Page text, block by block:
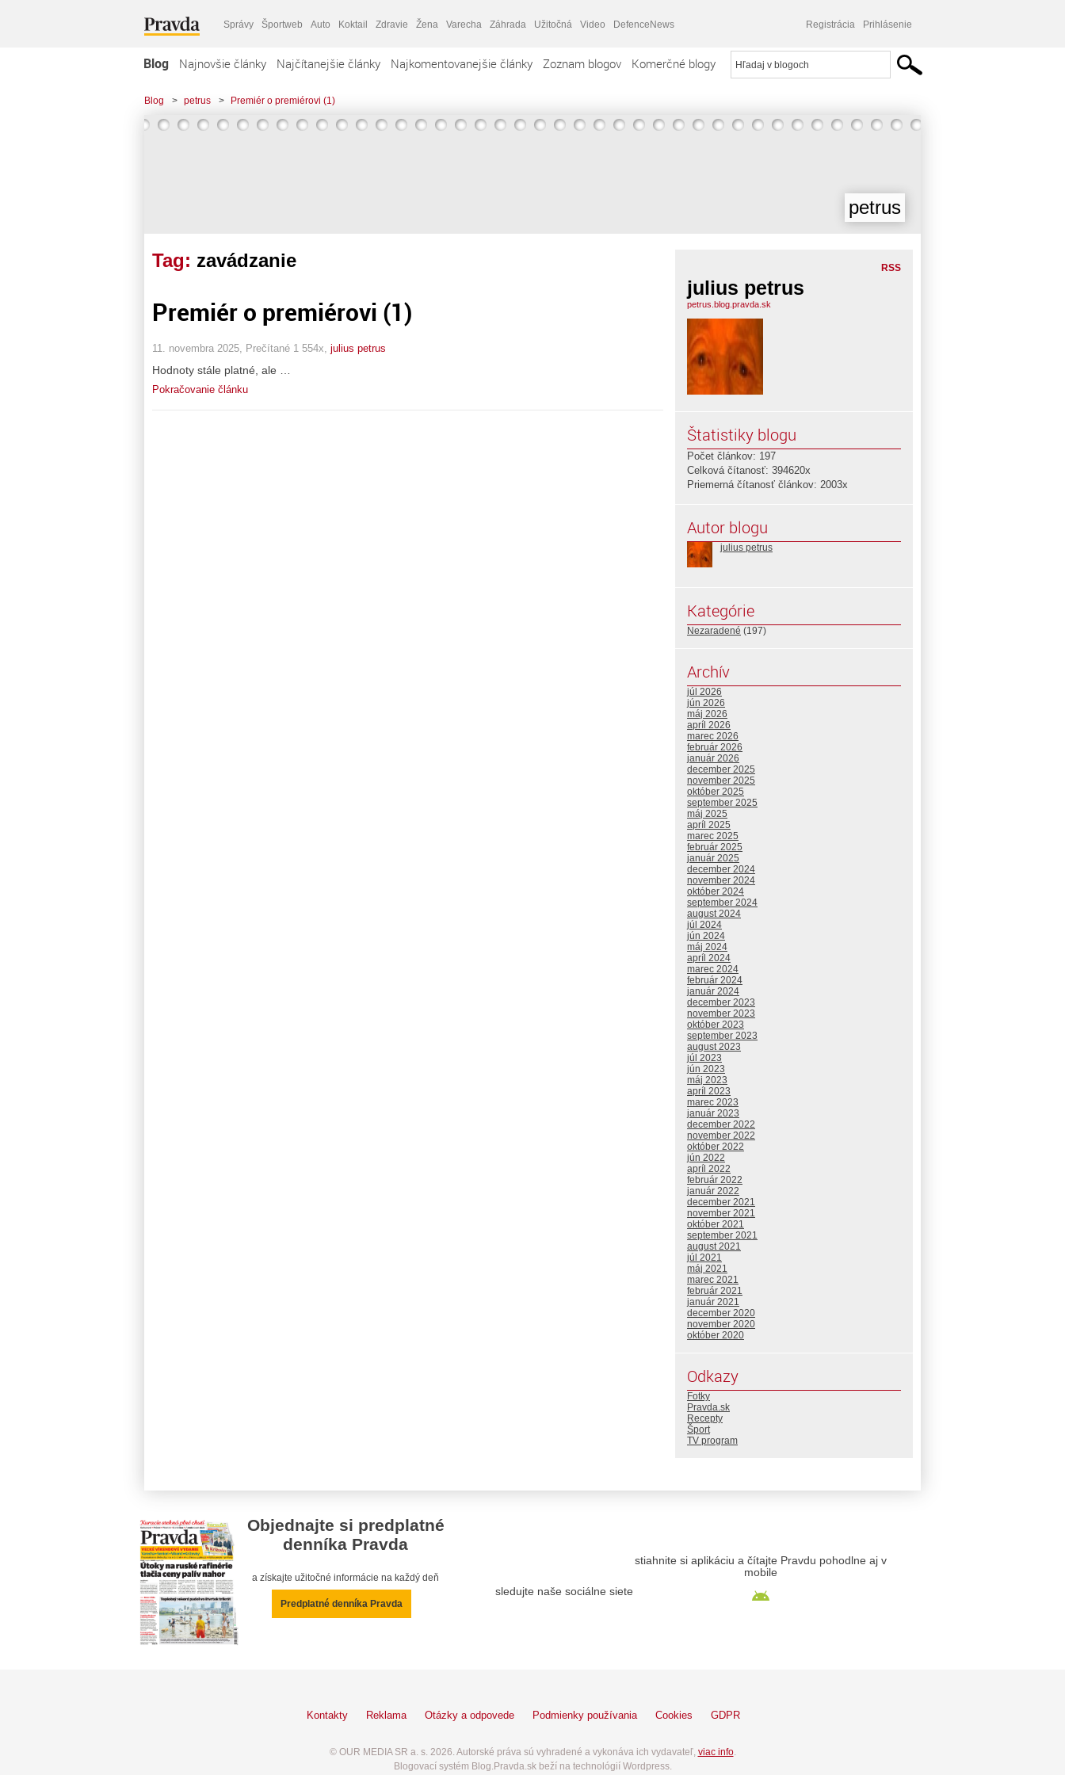
Správy Športweb Auto Koktail Zdravie Žena Varecha Záhrada Užitočná Video DefenceNews Registrácia Prihlásenie
Blog Najnovšie články Najčítanejšie články Najkomentovanejšie články Zoznam blogov Komerčné blogy
Blog > petrus > Premiér o premiérovi (1)
petrus
Tag: zavádzanie
Premiér o premiérovi (1)
11. novembra 2025, Prečítané 1 554x, julius petrus
Hodnoty stále platné, ale …
Pokračovanie článku
RSS
julius petrus
petrus.blog.pravda.sk
Štatistiky blogu
Počet článkov: 197
Celková čítanosť: 394620x
Priemerná čítanosť článkov: 2003x
Autor blogu
julius petrus
Kategórie
Nezaradené (197)
Archív
júl 2026
jún 2026
máj 2026
apríl 2026
marec 2026
február 2026
január 2026
december 2025
november 2025
október 2025
september 2025
máj 2025
apríl 2025
marec 2025
február 2025
január 2025
december 2024
november 2024
október 2024
september 2024
august 2024
júl 2024
jún 2024
máj 2024
apríl 2024
marec 2024
február 2024
január 2024
december 2023
november 2023
október 2023
september 2023
august 2023
júl 2023
jún 2023
máj 2023
apríl 2023
marec 2023
január 2023
december 2022
november 2022
október 2022
jún 2022
apríl 2022
február 2022
január 2022
december 2021
november 2021
október 2021
september 2021
august 2021
júl 2021
máj 2021
marec 2021
február 2021
január 2021
december 2020
november 2020
október 2020
Odkazy
Fotky
Pravda.sk
Recepty
Šport
TV program
Objednajte si predplatné
denníka Pravda
a získajte užitočné informácie na každý deň
Predplatné denníka Pravda
sledujte naše sociálne siete
stiahnite si aplikáciu a čítajte Pravdu pohodlne aj v
mobile
Kontakty Reklama Otázky a odpovede Podmienky používania Cookies GDPR
© OUR MEDIA SR a. s. 2026. Autorské práva sú vyhradené a vykonáva ich vydavateľ, viac info.
Blogovací systém Blog.Pravda.sk beží na technológií Wordpress.